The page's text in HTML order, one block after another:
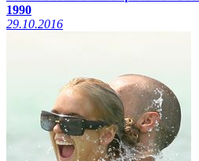
1990
29.10.2016